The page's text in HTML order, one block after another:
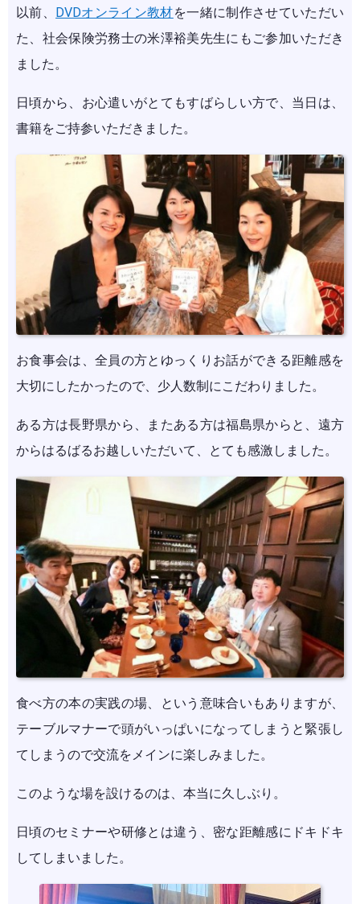
以前、 DVDオンライン教材を一緒に制作させていただい
た、社会保険労務士の米澤裕美先生にもご参加いただき
ました。
日頃から、お心遣いがとてもすばらしい方で、当日は、
書籍をご持参いただきました。
お食事会は、全員の方とゆっくりお話ができる距離感を
大切にしたかったので、少人数制にこだわりました。
ある方は長野県から、またある方は福島県からと、遠方
からはるばるお越しいただいて、とても感激しました。
食べ方の本の実践の場、という意味合いもありますが、
テーブルマナーで頭がいっぱいになってしまうと緊張し
てしまうので交流をメインに楽しみました。
このような場を設けるのは、本当に久しぶり。
日頃のセミナーや研修とは違う、密な距離感にドキドキ
してしまいました。